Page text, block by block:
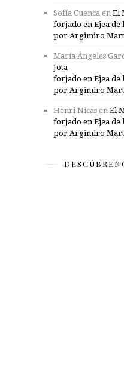
Sofía Cuenca en El
forjado en Ejea de
por Argimiro
María Ángeles
Jota
forjado en Ejea de
por Argimiro
Henri Nicas en El
forjado en Ejea de
por Argimiro